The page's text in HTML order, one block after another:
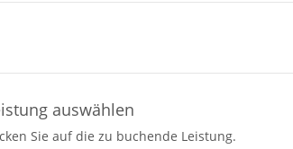
auswählen
Sie auf die zu buchende Leistung.